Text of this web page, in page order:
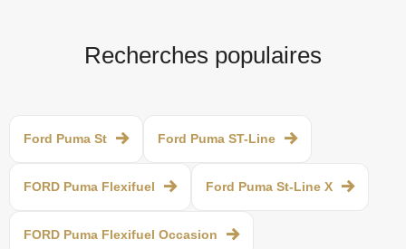
Recherches populaires
Ford Puma St Ford Puma ST-Line
FORD Puma Flexifuel Ford Puma St-Line X
FORD Puma Flexifuel Occasion